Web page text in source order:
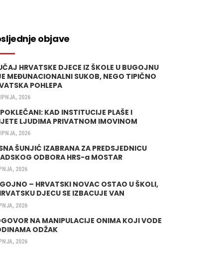
objave
HRVATSKE DJECE IZ ŠKOLE U BUGOJNU
MEĐUNACIONALNI SUKOB, NEGO TIPIČNO
POHLEPA
2026
KAD INSTITUCIJE PLAŠE I
LJUDIMA PRIVATNOM IMOVINOM
2026
ŠUNJIĆ IZABRANA ZA PREDSJEDNICU
ODBORA HRS-a MOSTAR
2026
– HRVATSKI NOVAC OSTAO U ŠKOLI,
DJECU SE IZBACUJE VAN
2026
NA MANIPULACIJE ONIMA KOJI VODE
ODŽAK
2026